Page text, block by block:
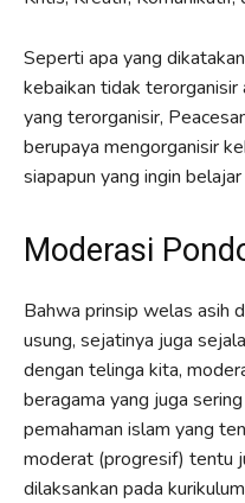
Seperti apa yang
kebaikan tidak terorganisir
yang terorganisir,
berupaya mengorganisir
siapapun yang ingin
Moderasi
Bahwa prinsip welas asih
usung, sejatinya juga
dengan telinga kita,
beragama yang juga
pemahaman islam yang
moderat (progresif) tentu
dilaksankan pada